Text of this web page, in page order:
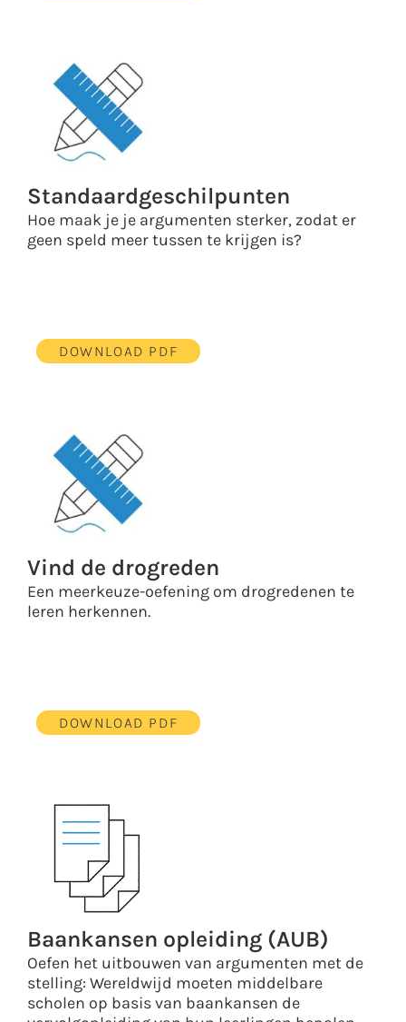
Standaardgeschilpunten
Hoe maak je je argumenten sterker, zodat er
geen speld meer tussen te krijgen is?
DOWNLOAD PDF
Vind de drogreden
Een meerkeuze-oefening om drogredenen te
leren herkennen.
DOWNLOAD PDF
Baankansen opleiding (AUB)
Oefen het uitbouwen van argumenten met de
stelling: Wereldwijd moeten middelbare
scholen op basis van baankansen de